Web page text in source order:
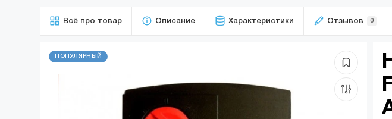
Всё про товар Описание Характеристики Отзывов 0
ПОПУЛЯРНЫЙ